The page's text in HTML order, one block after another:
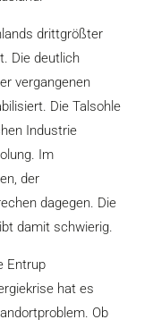
drittgrößter
Die deutlich
vergangenen
Die Talsohle
Industrie
Im
der
dagegen. Die
damit schwierig.
Entrup
hat es
Ob